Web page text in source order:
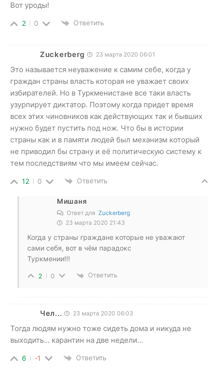
Вот уроды!
2 0 Ответить
Zuckerberg 23 марта 2020 06:01
Это называется неуважение к самим себе, когда у
граждан страны власть которая не уважает своих
избирателей. Но в Туркменистане все таки власть
узурпирует диктатор. Поэтому когда придет время
всех этих чиновников как действующих так и бывших
нужно будет пустить под нож. Что бы в истории
страны как и в памяти людей был механизм который
не приводил бы страну и её политическую систему к
тем последствиям что мы имеем сейчас.
12 0 Ответить
Мишаня
Ответ для Zuckerberg
23 марта 2020 21:43
Когда у страны граждане которые не уважают
сами себя, вот в чём парадокс
Туркмении!!!
2 0 Ответить
Чел... 23 марта 2020 06:03
Тогда людям нужно тоже сидеть дома и никуда не
выходить… карантин на две недели…
6 -1 Ответить